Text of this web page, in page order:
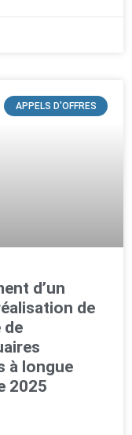
APPELS D'OFFRES
d’un
de
de
à longue
2025